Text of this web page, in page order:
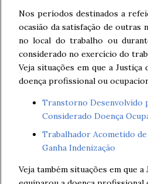
Nos períodos destinados a
ocasião da satisfação de outras
no local do trabalho ou
considerado no exercício do
Veja situações em que a
doença profissional ou
Transtorno Desenvolvido
Considerado Doença
Trabalhador Acometido
Ganha Indenização
Veja também situações em que